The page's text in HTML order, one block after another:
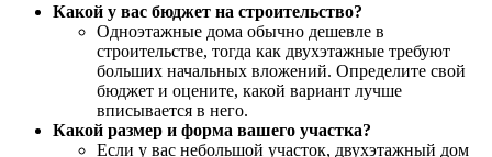
Какой у вас бюджет на строительство?
Одноэтажные дома обычно дешевле в
строительстве, тогда как двухэтажные требуют
больших начальных вложений. Определите свой
бюджет и оцените, какой вариант лучше
вписывается в него.
Какой размер и форма вашего участка?
Если у вас небольшой участок, двухэтажный дом